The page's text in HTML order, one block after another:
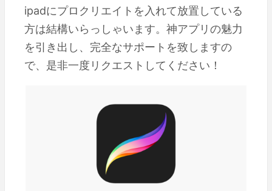
ipadにプロクリエイトを入れて放置している
方は結構いらっしゃいます。神アプリの魅力
を引き出し、完全なサポートを致しますの
で、是非一度リクエストしてください！